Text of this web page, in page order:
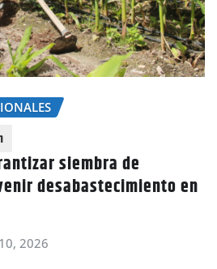
siembra de
desabastecimiento en
2026